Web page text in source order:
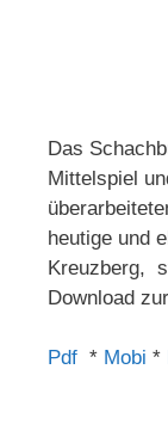
Das
Mittelspiel
heutige und
Kreuzberg,
Download
Pdf * Mobi *